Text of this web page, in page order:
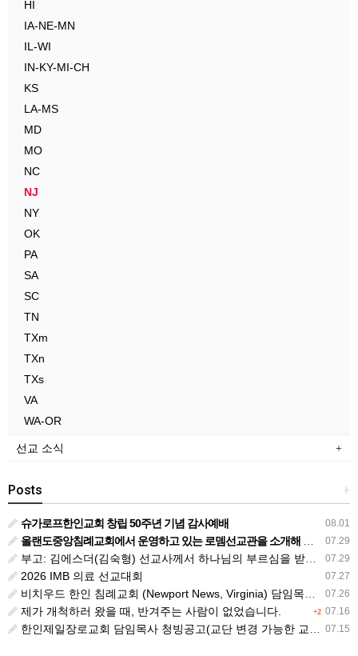
HI
IA-NE-MN
IL-WI
IN-KY-MI-CH
KS
LA-MS
MD
MO
NC
NJ
NY
OK
PA
SA
SC
TN
TXm
TXn
TXs
VA
WA-OR
선교 소식
+
Posts
08.01
슈가로프한인교회 창립 50주년 기념 감사예배
07.29
올랜도중앙침례교회에서 운영하고 있는 로뎀선교관을 소개해 드립니다
07.29
부고: 김에스더(김숙형) 선교사께서 하나님의 부르심을 받았습니다.
07.27
2026 IMB 의료 선교대회
07.26
비치우드 한인 침례교회 (Newport News, Virginia) 담임목사 청빙
+2 07.16
제가 개척하러 왔을 때, 반겨주는 사람이 없었습니다.
07.15
한인제일장로교회 담임목사 청빙공고(교단 변경 가능한 교회)